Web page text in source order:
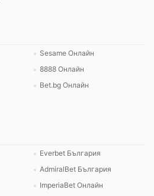
Sesame Онлайн
8888 Онлайн
Bet.bg Онлайн
Everbet България
AdmiralBet България
ImperiaBet Онлайн